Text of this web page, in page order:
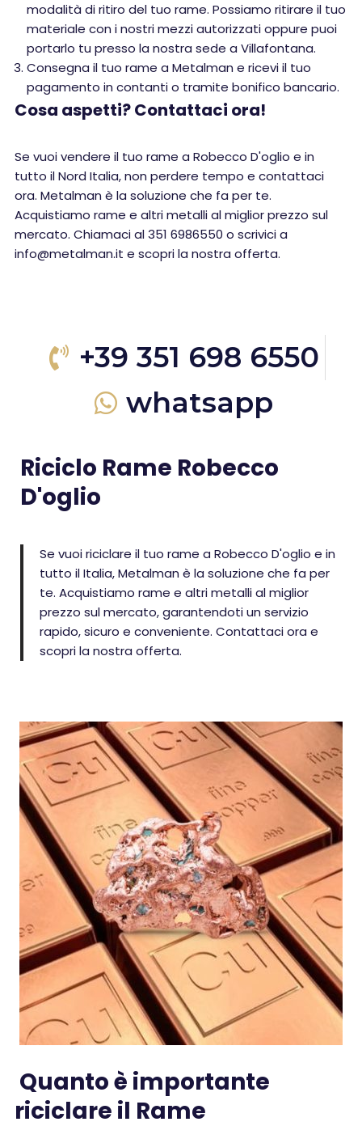
modalità di ritiro del tuo rame. Possiamo ritirare il tuo
materiale con i nostri mezzi autorizzati oppure puoi
portarlo tu presso la nostra sede a Villafontana.
Consegna il tuo rame a Metalman e ricevi il tuo
pagamento in contanti o tramite bonifico bancario.
Cosa aspetti? Contattaci ora!
Se vuoi vendere il tuo rame a Robecco D'oglio e in
tutto il Nord Italia, non perdere tempo e contattaci
ora. Metalman è la soluzione che fa per te.
Acquistiamo rame e altri metalli al miglior prezzo sul
mercato. Chiamaci al 351 6986550 o scrivici a
info@metalman.it e scopri la nostra offerta.
+39 351 698 6550
whatsapp
Riciclo Rame Robecco
D'oglio
Se vuoi riciclare il tuo rame a Robecco D'oglio e in
tutto il Italia, Metalman è la soluzione che fa per
te. Acquistiamo rame e altri metalli al miglior
prezzo sul mercato, garantendoti un servizio
rapido, sicuro e conveniente. Contattaci ora e
scopri la nostra offerta.
Quanto è importante
riciclare il Rame